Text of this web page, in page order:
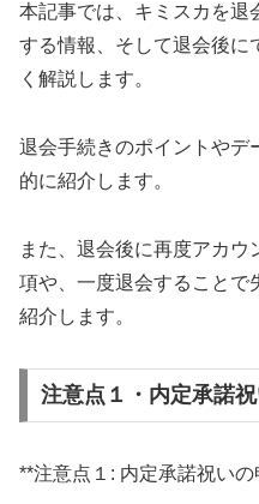
本記事では、キミスカを退
する情報、そして退会後に
く解説します。
退会手続きのポイントやデ
的に紹介します。
また、退会後に再度アカ
項や、一度退会することで
紹介します。
注意点１・内定承諾
**注意点１: 内定承諾祝い